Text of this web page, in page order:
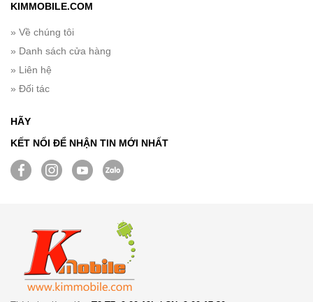
KIMMOBILE.COM
» Về chúng tôi
» Danh sách cửa hàng
» Liên hệ
» Đối tác
HÃY
KẾT NỐI ĐỂ NHẬN TIN MỚI NHẤT